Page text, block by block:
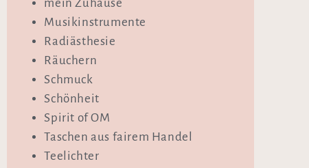
mein Zuhause
Musikinstrumente
Radiästhesie
Räuchern
Schmuck
Schönheit
Spirit of OM
Taschen aus fairem Handel
Teelichter